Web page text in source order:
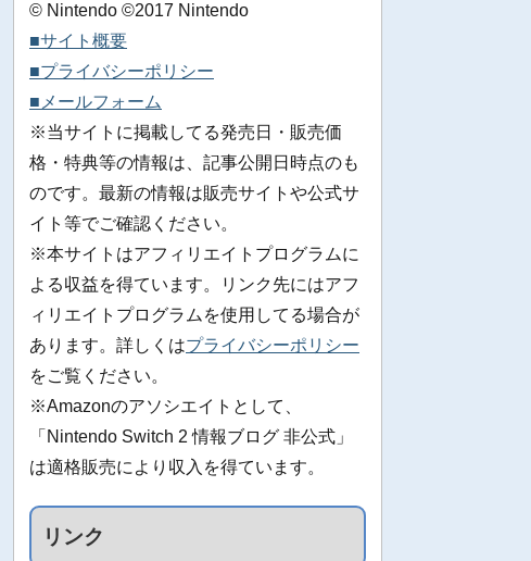
© Nintendo ©2017 Nintendo
■サイト概要
■プライバシーポリシー
■メールフォーム
※当サイトに掲載してる発売日・販売価
格・特典等の情報は、記事公開日時点のも
のです。最新の情報は販売サイトや公式サ
イト等でご確認ください。
※本サイトはアフィリエイトプログラムに
よる収益を得ています。リンク先にはアフ
ィリエイトプログラムを使用してる場合が
あります。詳しくはプライバシーポリシー
をご覧ください。
※Amazonのアソシエイトとして、
「Nintendo Switch 2 情報ブログ 非公式」
は適格販売により収入を得ています。
リンク